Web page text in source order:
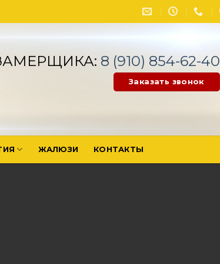
8 (910) 854-62-40
Заказать звонок
ЖАЛЮЗИ КОНТАКТЫ